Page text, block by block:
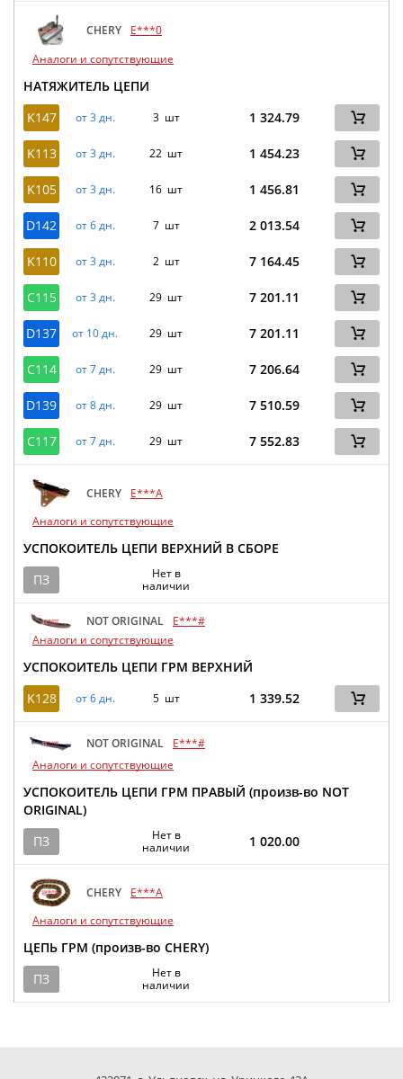
CHERY
E***0
Аналоги и сопутствующие
НАТЯЖИТЕЛЬ ЦЕПИ
K147
от 3 дн. 3 шт 1 324.79
K113 от 3 дн. 22 шт 1 454.23
K105 от 3 дн. 16 шт 1 456.81
D142 от 6 дн. 7 шт 2 013.54
K110 от 3 дн. 2 шт 7 164.45
C115 от 3 дн. 29 шт 7 201.11
D137 от 10 дн. 29 шт 7 201.11
C114 от 7 дн. 29 шт 7 206.64
D139 от 8 дн. 29 шт 7 510.59
C117 от 7 дн. 29 шт 7 552.83
CHERY
E***A
Аналоги и сопутствующие
УСПОКОИТЕЛЬ ЦЕПИ ВЕРХНИЙ В СБОРЕ
ПЗ
Нет в
наличии
NOT ORIGINAL
E***#
Аналоги и сопутствующие
УСПОКОИТЕЛЬ ЦЕПИ ГРМ ВЕРХНИЙ
K128
от 6 дн. 5 шт 1 339.52
NOT ORIGINAL
E***#
Аналоги и сопутствующие
УСПОКОИТЕЛЬ ЦЕПИ ГРМ ПРАВЫЙ (произв-во NOT
ORIGINAL)
ПЗ
Нет в
наличии
1 020.00
CHERY
E***A
Аналоги и сопутствующие
ЦЕПЬ ГРМ (произв-во CHERY)
ПЗ
Нет в
наличии